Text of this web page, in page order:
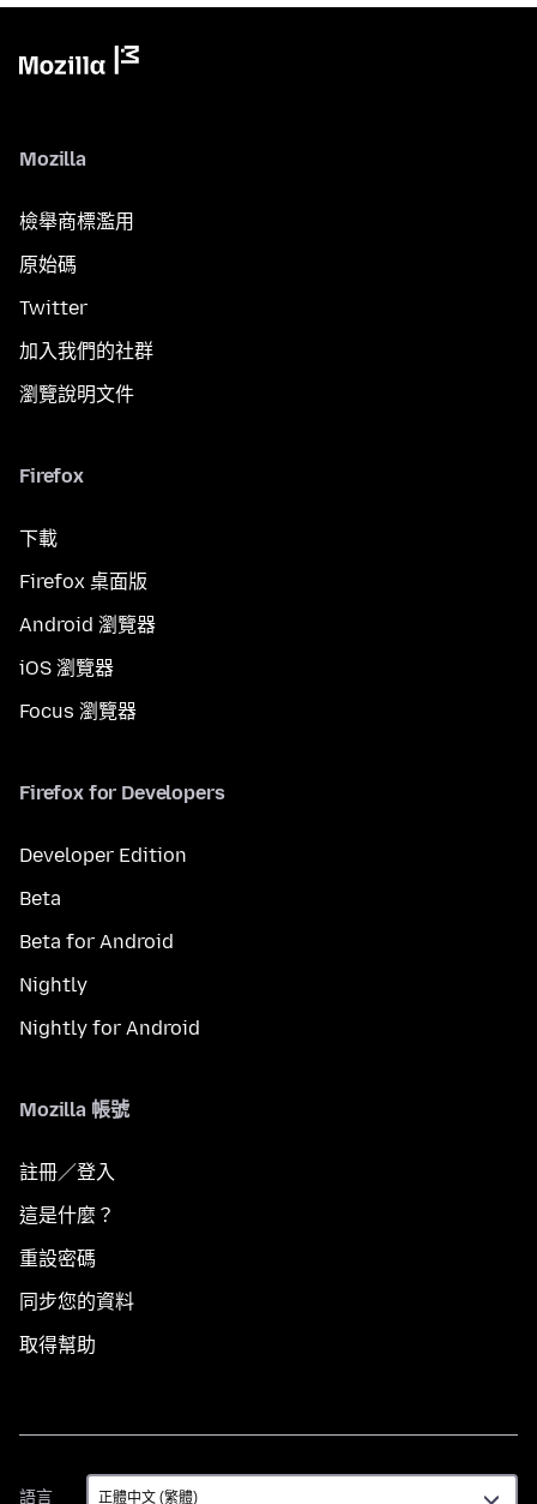
Mozilla
檢舉商標濫用
原始碼
Twitter
加入我們的社群
瀏覽說明文件
Firefox
下載
Firefox 桌面版
Android 瀏覽器
iOS 瀏覽器
Focus 瀏覽器
Firefox for Developers
Developer Edition
Beta
Beta for Android
Nightly
Nightly for Android
Mozilla 帳號
註冊／登入
這是什麼？
重設密碼
同步您的資料
取得幫助
語言
語